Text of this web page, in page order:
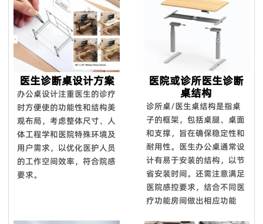
医生诊断桌设计方案
办公桌设计注重医生的诊疗
时方便使的功能性和结构美
观布局，考虑整体尺寸、人
体工程学和医院特殊环境及
用户需求，以优化医护人员
的工作空间效率，符合院感
要求。
医院或诊所医生诊断
桌结构
诊所桌/医生桌结构是指桌
子的框架，包括桌腿、桌面
和支撑，旨在确保稳定性和
耐用性。 医生办公桌通常设
计有易于安装的结构，以节
省安装时间。还需注意满足
医院感控要求，结合不同医
疗功能房间做出相应功能
订单中给您补偿。对于国外订单，我们确保大多数配件。在某些
特殊情况下，我们将给予折扣作为解决方案。
Q8. 你的设计能力如何？
我们拥有12人的设计团队，设计师拥有10年以上行业经验，毕
业于家具产品设计专业，医疗家具风格、医院空间布局均由我们
设计团队自主设计开发。
Q9：你们能对你们的产品提供保修吗？
是的，我们对**产品提供 100% 满意保证。我们可以提供 5 年
的保证。
Q10：您可以进行定制吗？
我们拥有强大的开发工具来映射自定义功能。